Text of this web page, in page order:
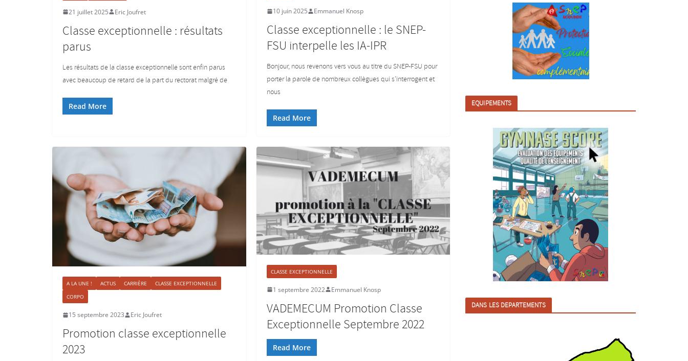
21 juillet 2025 Eric Joufret
Classe exceptionnelle : résultats
parus
Les résultats de la classe exceptionnelle sont enfin parus
avec beaucoup de retard de la part du rectorat malgré de
Read More
10 juin 2025 Emmanuel Knosp
Classe exceptionnelle : le SNEP-
FSU interpelle les IA-IPR
Bonjour, nous revenons vers vous au titre du SNEP-FSU pour
porter la parole de nombreux collègues qui s’interrogent et
nous
Read More
A LA UNE ! ACTUS CARRIÈRE
CLASSE EXCEPTIONNELLE
CORPO
15 septembre 2023 Eric Joufret
Promotion classe exceptionnelle
2023
CLASSE EXCEPTIONNELLE
1 septembre 2022 Emmanuel Knosp
VADEMECUM Promotion Classe
Exceptionnelle Septembre 2022
Read More
EQUIPEMENTS
DANS LES DEPARTEMENTS